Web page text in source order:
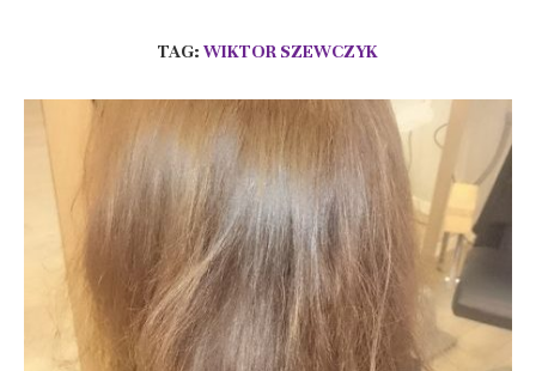
TAG: WIKTOR SZEWCZYK